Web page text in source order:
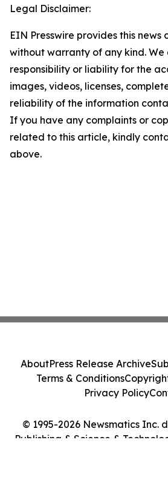
Legal Disclaimer:
EIN Presswire provides this news
without warranty of any kind.
responsibility or liability for the
images, videos, licenses,
reliability of the information
If you have any complaints or
related to this article, kindly
above.
© 1995-2026 Newsmatics Inc.
Publishing & Science &
AboutPress Release Archive
Terms & Conditions
Privacy Policy